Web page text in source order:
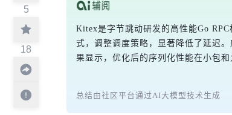
5
18
Kitex是字节跳动研发的高性能Go
式，调整调度策略，显著降低了延迟
果显示，优化后的序列化性能在小包
总结由社区平台通过AI大模型技术生成